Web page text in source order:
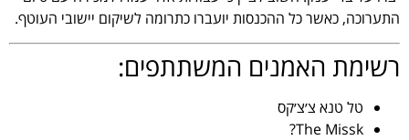
התערוכה, כאשר כל ההכנסות יועברו כתרומה לשיקום יישובי העוטף.
רשימת האמנים המשתתפים:
טל טנא צ׳צ׳קס
The Missk?